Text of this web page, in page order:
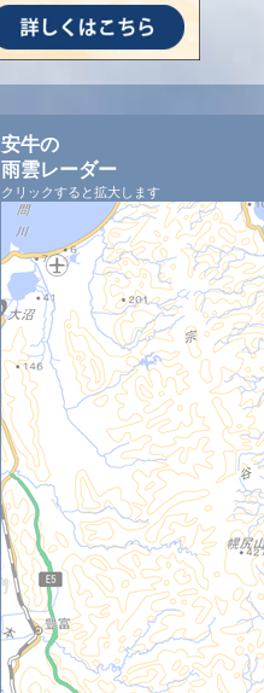
安牛の
雨雲レーダー
クリックすると拡大します